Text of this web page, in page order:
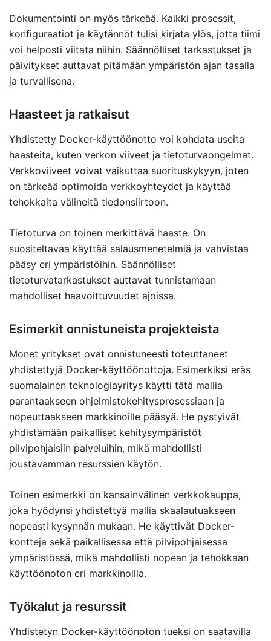
Dokumentointi on myös tärkeää. Kaikki prosessit,
konfiguraatiot ja käytännöt tulisi kirjata ylös, jotta tiimi
voi helposti viitata niihin. Säännölliset tarkastukset ja
päivitykset auttavat pitämään ympäristön ajan tasalla
ja turvallisena.
Haasteet ja ratkaisut
Yhdistetty Docker-käyttöönotto voi kohdata useita
haasteita, kuten verkon viiveet ja tietoturvaongelmat.
Verkkoviiveet voivat vaikuttaa suorituskykyyn, joten
on tärkeää optimoida verkkoyhteydet ja käyttää
tehokkaita välineitä tiedonsiirtoon.
Tietoturva on toinen merkittävä haaste. On
suositeltavaa käyttää salausmenetelmiä ja vahvistaa
pääsy eri ympäristöihin. Säännölliset
tietoturvatarkastukset auttavat tunnistamaan
mahdolliset haavoittuvuudet ajoissa.
Esimerkit onnistuneista projekteista
Monet yritykset ovat onnistuneesti toteuttaneet
yhdistettyjä Docker-käyttöönottoja. Esimerkiksi eräs
suomalainen teknologiayritys käytti tätä mallia
parantaakseen ohjelmistokehitysprosessiaan ja
nopeuttaakseen markkinoille pääsyä. He pystyivät
yhdistämään paikalliset kehitysympäristöt
pilvipohjaisiin palveluihin, mikä mahdollisti
joustavamman resurssien käytön.
Toinen esimerkki on kansainvälinen verkkokauppa,
joka hyödynsi yhdistettyä mallia skaalautuakseen
nopeasti kysynnän mukaan. He käyttivät Docker-
kontteja sekä paikallisessa että pilvipohjaisessa
ympäristössä, mikä mahdollisti nopean ja tehokkaan
käyttöönoton eri markkinoilla.
Työkalut ja resurssit
Yhdistetyn Docker-käyttöönoton tueksi on saatavilla